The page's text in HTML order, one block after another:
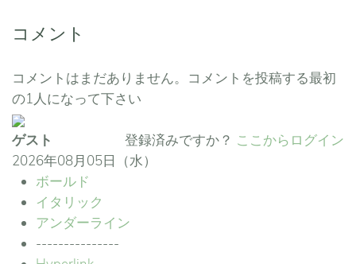
コメント
コメントはまだありません。コメントを投稿する最初
の1人になって下さい
登録済みですか？ ここからログイン
ゲスト
2026年08月05日（水）
ボールド
イタリック
アンダーライン
---------------